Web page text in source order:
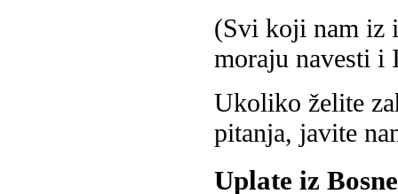
(Svi koji nam iz
moraju navesti
Ukoliko želite
pitanja, javite
Uplate iz